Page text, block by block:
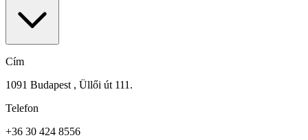
Cím
1091 Budapest , Üllői út 111.
Telefon
+36 30 424 8556